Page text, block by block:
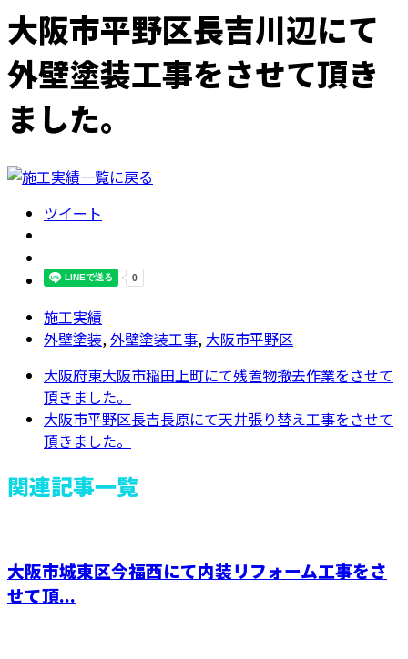
大阪市平野区長吉川辺にて
外壁塗装工事をさせて頂き
ました。
ツイート
施工実績
外壁塗装,外壁塗装工事, 大阪市平野区
大阪府東大阪市稲田上町にて残置物撤去作業をさせて
頂きました。
大阪市平野区長吉長原にて天井張り替え工事をさせて
頂きました。
関連記事一覧
大阪市城東区今福西にて内装リフォーム工事をさ
せて頂...